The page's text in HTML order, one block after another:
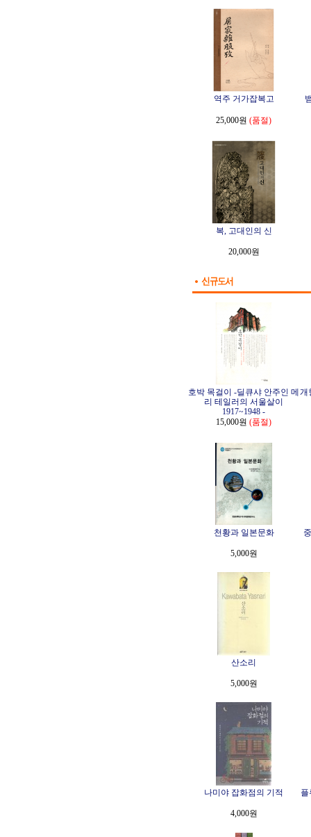
역주 거가잡복고
25,000원 (품절)
복, 고대인의 신
20,000원
호박 목걸이 -딜큐샤 안주인 메
리 테일러의 서울살이
1917~1948 -
15,000원 (품절)
개
천황과 일본문화
5,000원
산소리
5,000원
나미야 잡화점의 기적
4,000원
플